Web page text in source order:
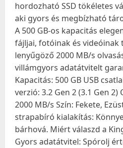
hordozható SSD tökéletes
aki gyors és megbízható
A 500 GB-os kapacitás
fájljai, fotóinak és videóinak
lenyűgöző 2000 MB/s
villámgyors adatátvitelt
Kapacitás: 500 GB USB
verzió: 3.2 Gen 2 (3.1 Gen 2)
2000 MB/s Szín: Fekete,
strapabíró kialakítás:
bárhová. Miért válaszd a
Gyors adatátvitel: Spórolj